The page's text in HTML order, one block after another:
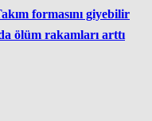
formasını giyebilir
ölüm rakamları arttı